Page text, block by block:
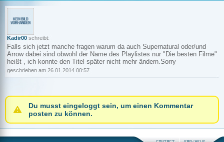
Kadir00 schreibt:
Falls sich jetzt manche fragen warum da auch Supernatural oder/und
Arrow dabei sind obwohl der Name des Playlistes nur "Die besten Filme"
heißt , ich konnte den Titel später nicht mehr ändern.Sorry
geschrieben am 26.01.2014 00:57
Du musst eingeloggt sein, um einen Kommentar
posten zu können.